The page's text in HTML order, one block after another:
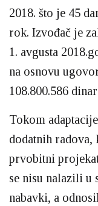
2018. što je 45
rok. Izvođač je
1. avgusta
na osnovu
108.800.586
Tokom
dodatnih
prvobitni
se nisu nalazili
nabavki, a